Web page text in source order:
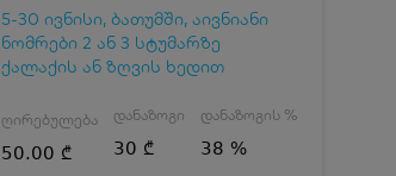
5-30 ივნისი, ბათუმში, აივნიანი
ნომრები 2 ან 3 სტუმარზე
ქალაქის ან ზღვის ხედით
ღირებულება
50.00 ₾
დანაზოგი
30 ₾
დანაზოგის %
38 %